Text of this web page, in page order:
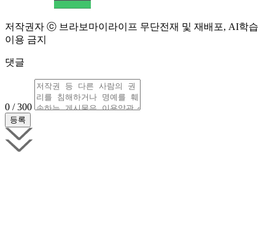
저작권자 ⓒ 브라보마이라이프 무단전재 및 재배포, AI학습
이용 금지
댓글
0 / 300